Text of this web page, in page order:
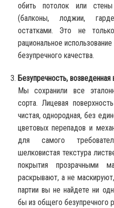
обить потолок или
(балконы, лоджии,
остатками. Это не
рациональное
безупречного качества.
Безупречность,
Мы сохранили все
сорта. Лицевая
чистая, однородная, без
цветовых перепадов и
для самого
шелковистая текстура
покрытия прозрачными
раскрывают, а не
партии вы не найдете ни
бы из общего безупречного